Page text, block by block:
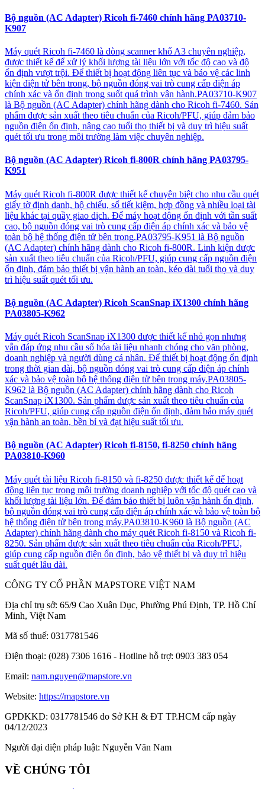
Bộ nguồn (AC Adapter) Ricoh fi-7460 chính hãng PA03710-
K907
Máy quét Ricoh fi-7460 là dòng scanner khổ A3 chuyên nghiệp,
được thiết kế để xử lý khối lượng tài liệu lớn với tốc độ cao và độ
ổn định vượt trội. Để thiết bị hoạt động liên tục và bảo vệ các linh
kiện điện tử bên trong, bộ nguồn đóng vai trò cung cấp điện áp
chính xác và ổn định trong suốt quá trình vận hành.PA03710-K907
là Bộ nguồn (AC Adapter) chính hãng dành cho Ricoh fi-7460. Sản
phẩm được sản xuất theo tiêu chuẩn của Ricoh/PFU, giúp đảm bảo
nguồn điện ổn định, nâng cao tuổi thọ thiết bị và duy trì hiệu suất
quét tối ưu trong môi trường làm việc chuyên nghiệp.
Bộ nguồn (AC Adapter) Ricoh fi-800R chính hãng PA03795-
K951
Máy quét Ricoh fi-800R được thiết kế chuyên biệt cho nhu cầu quét
giấy tờ định danh, hộ chiếu, sổ tiết kiệm, hợp đồng và nhiều loại tài
liệu khác tại quầy giao dịch. Để máy hoạt động ổn định với tần suất
cao, bộ nguồn đóng vai trò cung cấp điện áp chính xác và bảo vệ
toàn bộ hệ thống điện tử bên trong.PA03795-K951 là Bộ nguồn
(AC Adapter) chính hãng dành cho Ricoh fi-800R. Linh kiện được
sản xuất theo tiêu chuẩn của Ricoh/PFU, giúp cung cấp nguồn điện
ổn định, đảm bảo thiết bị vận hành an toàn, kéo dài tuổi thọ và duy
trì hiệu suất quét tối ưu.
Bộ nguồn (AC Adapter) Ricoh ScanSnap iX1300 chính hãng
PA03805-K962
Máy quét Ricoh ScanSnap iX1300 được thiết kế nhỏ gọn nhưng
vẫn đáp ứng nhu cầu số hóa tài liệu nhanh chóng cho văn phòng,
doanh nghiệp và người dùng cá nhân. Để thiết bị hoạt động ổn định
trong thời gian dài, bộ nguồn đóng vai trò cung cấp điện áp chính
xác và bảo vệ toàn bộ hệ thống điện tử bên trong máy.PA03805-
K962 là Bộ nguồn (AC Adapter) chính hãng dành cho Ricoh
ScanSnap iX1300. Sản phẩm được sản xuất theo tiêu chuẩn của
Ricoh/PFU, giúp cung cấp nguồn điện ổn định, đảm bảo máy quét
vận hành an toàn, bền bỉ và đạt hiệu suất tối ưu.
Bộ nguồn (AC Adapter) Ricoh fi-8150, fi-8250 chính hãng
PA03810-K960
Máy quét tài liệu Ricoh fi-8150 và fi-8250 được thiết kế để hoạt
động liên tục trong môi trường doanh nghiệp với tốc độ quét cao và
khối lượng tài liệu lớn. Để đảm bảo thiết bị luôn vận hành ổn định,
bộ nguồn đóng vai trò cung cấp điện áp chính xác và bảo vệ toàn bộ
hệ thống điện tử bên trong máy.PA03810-K960 là Bộ nguồn (AC
Adapter) chính hãng dành cho máy quét Ricoh fi-8150 và Ricoh fi-
8250. Sản phẩm được sản xuất theo tiêu chuẩn của Ricoh/PFU,
giúp cung cấp nguồn điện ổn định, bảo vệ thiết bị và duy trì hiệu
suất quét lâu dài.
CÔNG TY CỔ PHẦN MAPSTORE VIỆT NAM
Địa chỉ trụ sở: 65/9 Cao Xuân Dục, Phường Phú Định, TP. Hồ Chí
Minh, Việt Nam
Mã số thuế: 0317781546
Điện thoại: (028) 7306 1616 - Hotline hỗ trợ: 0903 383 054
Email: nam.nguyen@mapstore.vn
Website: https://mapstore.vn
GPDKKD: 0317781546 do Sở KH & ĐT TP.HCM cấp ngày
04/12/2023
Người đại diện pháp luật: Nguyễn Văn Nam
VỀ CHÚNG TÔI